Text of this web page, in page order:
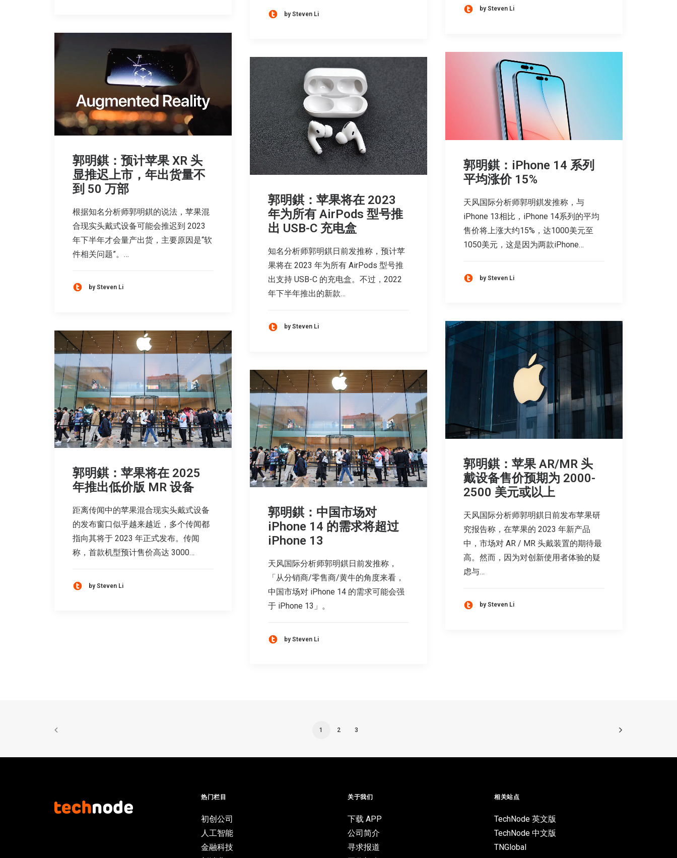
by Steven Li
by Steven Li
郭明錤：预计苹果 XR 头
显推迟上市，年出货量不
到 50 万部
根据知名分析师郭明錤的说法，苹果混
合现实头戴式设备可能会推迟到 2023
年下半年才会量产出货，主要原因是“软
件相关问题”。…
by Steven Li
郭明錤：iPhone 14 系列
平均涨价 15%
天风国际分析师郭明錤发推称，与
iPhone 13相比，iPhone 14系列的平均
售价将上涨大约15%，达1000美元至
1050美元，这是因为两款iPhone…
by Steven Li
郭明錤：苹果将在 2023
年为所有 AirPods 型号推
出 USB-C 充电盒
知名分析师郭明錤日前发推称，预计苹
果将在 2023 年为所有 AirPods 型号推
出支持 USB-C 的充电盒。不过，2022
年下半年推出的新款…
by Steven Li
郭明錤：苹果 AR/MR 头
戴设备售价预期为 2000-
2500 美元或以上
天风国际分析师郭明錤日前发布苹果研
究报告称，在苹果的 2023 年新产品
中，市场对 AR / MR 头戴装置的期待最
高。然而，因为对创新使用者体验的疑
虑与…
by Steven Li
郭明錤：苹果将在 2025
年推出低价版 MR 设备
距离传闻中的苹果混合现实头戴式设备
的发布窗口似乎越来越近，多个传闻都
指向其将于 2023 年正式发布。传闻
称，首款机型预计售价高达 3000…
by Steven Li
郭明錤：中国市场对
iPhone 14 的需求将超过
iPhone 13
天风国际分析师郭明錤日前发推称，
「从分销商/零售商/黄牛的角度来看，
中国市场对 iPhone 14 的需求可能会强
于 iPhone 13」。
by Steven Li
1 2 3
热门栏目
初创公司
人工智能
金融科技
关于我们
下载 APP
公司简介
寻求报道
相关站点
TechNode 英文版
TechNode 中文版
TNGlobal